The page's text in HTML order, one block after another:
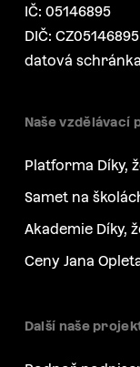
IČ: 05146895
DIČ: CZ05146895
datová
Naše vzdělávací
Platforma Díky,
Samet na
Akademie Díky,
Ceny Jana
Další naše